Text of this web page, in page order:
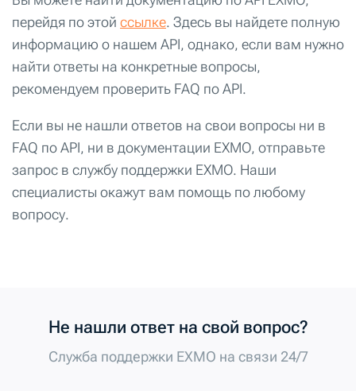
перейдя по этой ссылке. Здесь вы найдете полную
информацию о нашем API, однако, если вам нужно
найти ответы на конкретные вопросы,
рекомендуем проверить FAQ по API.
Если вы не нашли ответов на свои вопросы ни в
FAQ по API, ни в документации EXMO, отправьте
запрос в службу поддержки EXMO. Наши
специалисты окажут вам помощь по любому
вопросу.
Не нашли ответ на свой вопрос?
Служба поддержки EXMO на связи 24/7